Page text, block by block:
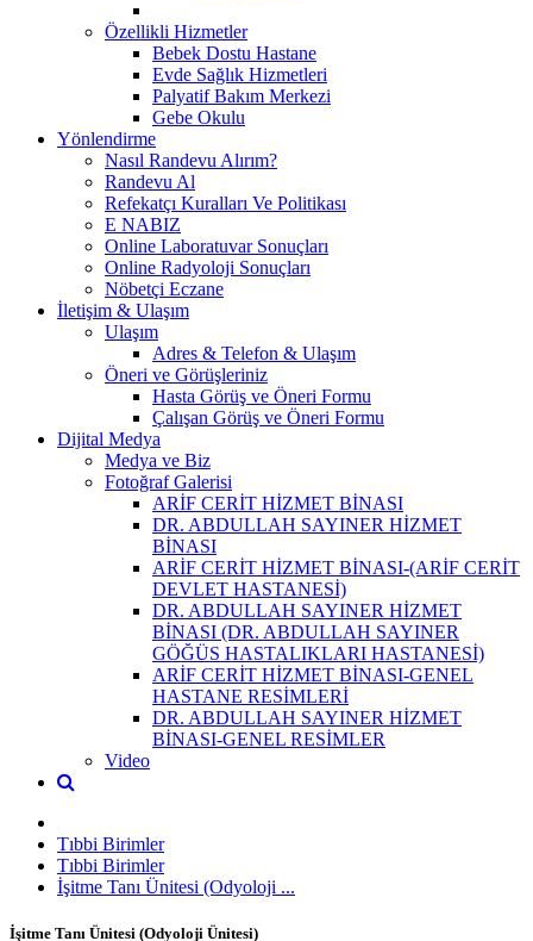
Özellikli Hizmetler
Bebek Dostu Hastane
Evde Sağlık Hizmetleri
Palyatif Bakım Merkezi
Gebe Okulu
Yönlendirme
Nasıl Randevu Alırım?
Randevu Al
Refekatçı Kuralları Ve Politikası
E NABIZ
Online Laboratuvar Sonuçları
Online Radyoloji Sonuçları
Nöbetçi Eczane
İletişim & Ulaşım
Ulaşım
Adres & Telefon & Ulaşım
Öneri ve Görüşleriniz
Hasta Görüş ve Öneri Formu
Çalışan Görüş ve Öneri Formu
Dijital Medya
Medya ve Biz
Fotoğraf Galerisi
ARİF CERİT HİZMET BİNASI
DR. ABDULLAH SAYINER HİZMET
BİNASI
ARİF CERİT HİZMET BİNASI-(ARİF CERİT
DEVLET HASTANESİ)
DR. ABDULLAH SAYINER HİZMET
BİNASI (DR. ABDULLAH SAYINER
GÖĞÜS HASTALIKLARI HASTANESİ)
ARİF CERİT HİZMET BİNASI-GENEL
HASTANE RESİMLERİ
DR. ABDULLAH SAYINER HİZMET
BİNASI-GENEL RESİMLER
Video
Tıbbi Birimler
Tıbbi Birimler
İşitme Tanı Ünitesi (Odyoloji ...
İşitme Tanı Ünitesi (Odyoloji Ünitesi)